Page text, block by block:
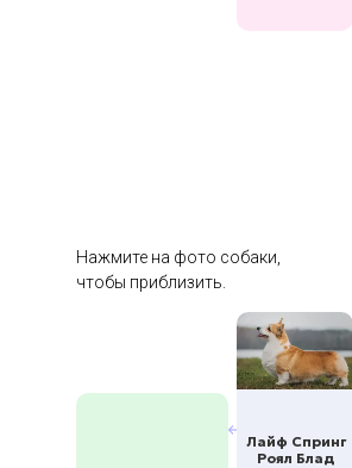
Лайф Спринг
Роял Блад
Нажмите на фото собаки,
чтобы приблизить.